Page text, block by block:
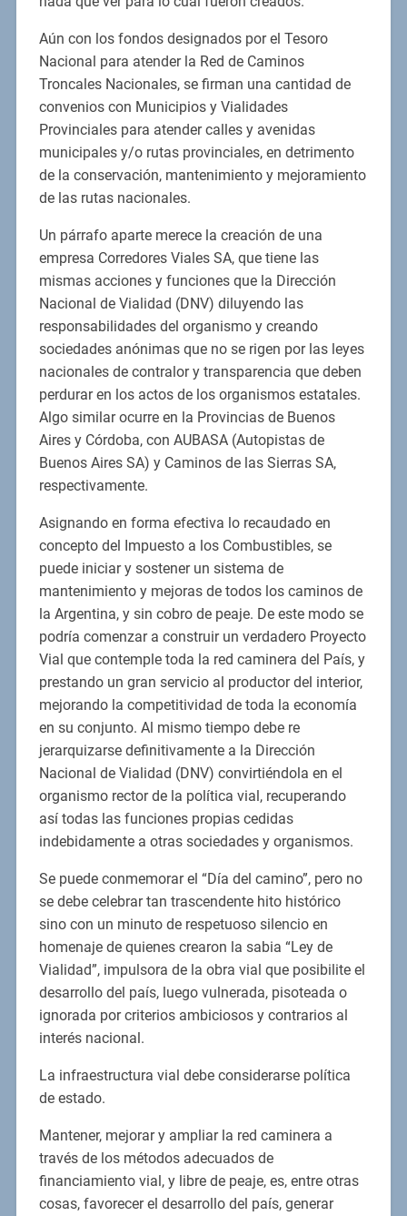
Aún con los fondos designados por el Tesoro
Nacional para atender la Red de Caminos
Troncales Nacionales, se firman una cantidad de
convenios con Municipios y Vialidades
Provinciales para atender calles y avenidas
municipales y/o rutas provinciales, en detrimento
de la conservación, mantenimiento y mejoramiento
de las rutas nacionales.
Un párrafo aparte merece la creación de una
empresa Corredores Viales SA, que tiene las
mismas acciones y funciones que la Dirección
Nacional de Vialidad (DNV) diluyendo las
responsabilidades del organismo y creando
sociedades anónimas que no se rigen por las leyes
nacionales de contralor y transparencia que deben
perdurar en los actos de los organismos estatales.
Algo similar ocurre en la Provincias de Buenos
Aires y Córdoba, con AUBASA (Autopistas de
Buenos Aires SA) y Caminos de las Sierras SA,
respectivamente.
Asignando en forma efectiva lo recaudado en
concepto del Impuesto a los Combustibles, se
puede iniciar y sostener un sistema de
mantenimiento y mejoras de todos los caminos de
la Argentina, y sin cobro de peaje. De este modo se
podría comenzar a construir un verdadero Proyecto
Vial que contemple toda la red caminera del País, y
prestando un gran servicio al productor del interior,
mejorando la competitividad de toda la economía
en su conjunto. Al mismo tiempo debe re
jerarquizarse definitivamente a la Dirección
Nacional de Vialidad (DNV) convirtiéndola en el
organismo rector de la política vial, recuperando
así todas las funciones propias cedidas
indebidamente a otras sociedades y organismos.
Se puede conmemorar el “Día del camino”, pero no
se debe celebrar tan trascendente hito histórico
sino con un minuto de respetuoso silencio en
homenaje de quienes crearon la sabia “Ley de
Vialidad”, impulsora de la obra vial que posibilite el
desarrollo del país, luego vulnerada, pisoteada o
ignorada por criterios ambiciosos y contrarios al
interés nacional.
La infraestructura vial debe considerarse política
de estado.
Mantener, mejorar y ampliar la red caminera a
través de los métodos adecuados de
financiamiento vial, y libre de peaje, es, entre otras
cosas, favorecer el desarrollo del país, generar